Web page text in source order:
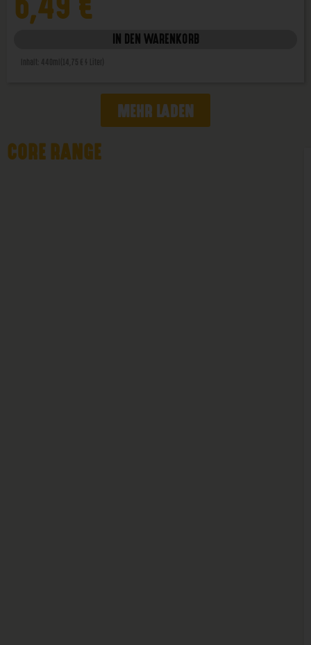
IN DEN WARENKORB
MEHR LADEN
CORE RANGE